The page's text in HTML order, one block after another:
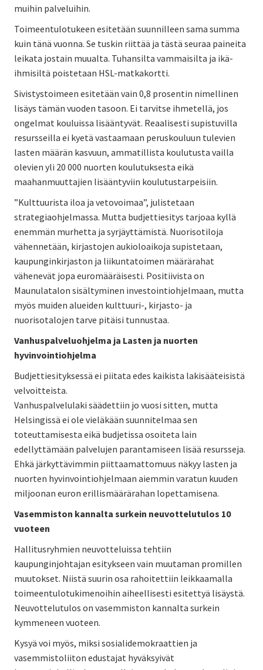
muihin palveluihin.
Toimeentulotukeen esitetään suunnilleen sama summa
kuin tänä vuonna. Se tuskin riittää ja tästä seuraa paineita
leikata jostain muualta. Tuhansilta vammaisilta ja ikä-
ihmisiltä poistetaan HSL-matkakortti.
Sivistystoimeen esitetään vain 0,8 prosentin nimellinen
lisäys tämän vuoden tasoon. Ei tarvitse ihmetellä, jos
ongelmat kouluissa lisääntyvät. Reaalisesti supistuvilla
resursseilla ei kyetä vastaamaan peruskouluun tulevien
lasten määrän kasvuun, ammatillista koulutusta vailla
olevien yli 20 000 nuorten koulutuksesta eikä
maahanmuuttajien lisääntyviin koulutustarpeisiin.
”Kulttuurista iloa ja vetovoimaa”, julistetaan
strategiaohjelmassa. Mutta budjettiesitys tarjoaa kyllä
enemmän murhetta ja syrjäyttämistä. Nuorisotiloja
vähennetään, kirjastojen aukioloaikoja supistetaan,
kaupunginkirjaston ja liikuntatoimen määrärahat
vähenevät jopa euromääräisesti. Positiivista on
Maunulatalon sisältyminen investointiohjelmaan, mutta
myös muiden alueiden kulttuuri-, kirjasto- ja
nuorisotalojen tarve pitäisi tunnustaa.
Vanhuspalveluohjelma ja Lasten ja nuorten
hyvinvointiohjelma
Budjettiesityksessä ei piitata edes kaikista lakisääteisistä
velvoitteista.
Vanhuspalvelulaki säädettiin jo vuosi sitten, mutta
Helsingissä ei ole vieläkään suunnitelmaa sen
toteuttamisesta eikä budjetissa osoiteta lain
edellyttämään palvelujen parantamiseen lisää resursseja.
Ehkä järkyttävimmin piittaamattomuus näkyy lasten ja
nuorten hyvinvointiohjelmaan aiemmin varatun kuuden
miljoonan euron erillismäärärahan lopettamisena.
Vasemmiston kannalta surkein neuvottelutulos 10
vuoteen
Hallitusryhmien neuvotteluissa tehtiin
kaupunginjohtajan esitykseen vain muutaman promillen
muutokset. Niistä suurin osa rahoitettiin leikkaamalla
toimeentulotukimenoihin aiheellisesti esitettyä lisäystä.
Neuvottelutulos on vasemmiston kannalta surkein
kymmeneen vuoteen.
Kysyä voi myös, miksi sosialidemokraattien ja
vasemmistoliiton edustajat hyväksyivät